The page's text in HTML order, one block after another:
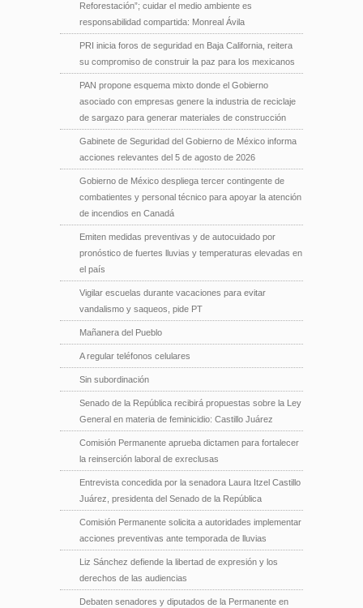
Reforestación”; cuidar el medio ambiente es
responsabilidad compartida: Monreal Ávila
PRI inicia foros de seguridad en Baja California, reitera
su compromiso de construir la paz para los mexicanos
PAN propone esquema mixto donde el Gobierno
asociado con empresas genere la industria de reciclaje
de sargazo para generar materiales de construcción
Gabinete de Seguridad del Gobierno de México informa
acciones relevantes del 5 de agosto de 2026
Gobierno de México despliega tercer contingente de
combatientes y personal técnico para apoyar la atención
de incendios en Canadá
Emiten medidas preventivas y de autocuidado por
pronóstico de fuertes lluvias y temperaturas elevadas en
el país
Vigilar escuelas durante vacaciones para evitar
vandalismo y saqueos, pide PT
Mañanera del Pueblo
A regular teléfonos celulares
Sin subordinación
Senado de la República recibirá propuestas sobre la Ley
General en materia de feminicidio: Castillo Juárez
Comisión Permanente aprueba dictamen para fortalecer
la reinserción laboral de exreclusas
Entrevista concedida por la senadora Laura Itzel Castillo
Juárez, presidenta del Senado de la República
Comisión Permanente solicita a autoridades implementar
acciones preventivas ante temporada de lluvias
Liz Sánchez defiende la libertad de expresión y los
derechos de las audiencias
Debaten senadores y diputados de la Permanente en